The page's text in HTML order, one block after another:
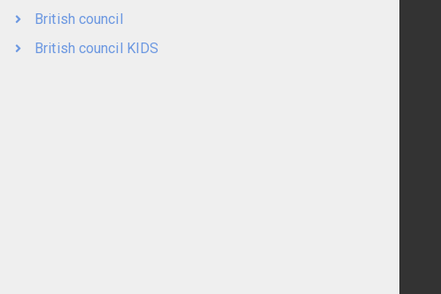
British council
British council KIDS